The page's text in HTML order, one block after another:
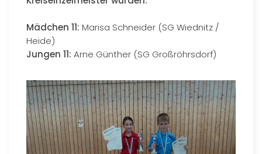
Mädchen 11: Marisa Schneider (SG Wiednitz /
Heide)
Jungen 11: Arne Günther (SG Großröhrsdorf)